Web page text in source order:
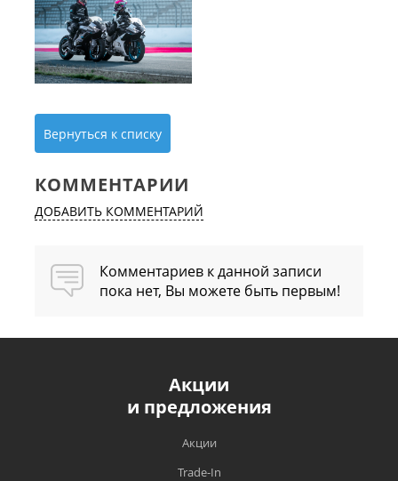
Вернуться к списку
КОММЕНТАРИИ
ДОБАВИТЬ КОММЕНТАРИЙ
Комментариев к данной записи
пока нет, Вы можете быть первым!
Акции
и предложения
Акции
Trade-In